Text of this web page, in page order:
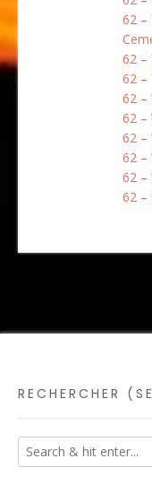
62 –
62 –
62 –
62 –
62 –
62 –
62 –
62 –
62 –
RECHERCHER